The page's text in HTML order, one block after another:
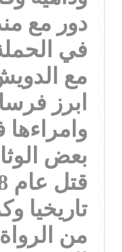
دور مع
في
مع
ابرز
بعض
تاريخيا
من